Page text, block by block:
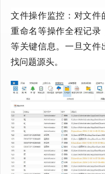
文件操作监控：对文件
重命名等操作全程记录
等关键信息。一旦文件
找问题源头。